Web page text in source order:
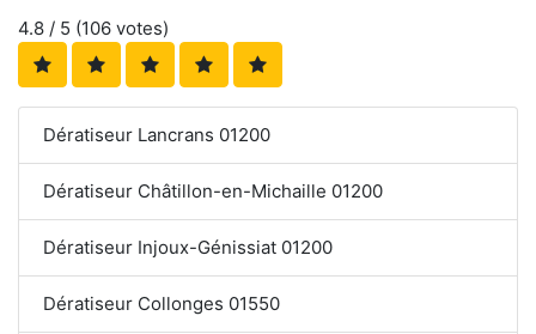
4.8 / 5 (106 votes)
Dératiseur Lancrans 01200
Dératiseur Châtillon-en-Michaille 01200
Dératiseur Injoux-Génissiat 01200
Dératiseur Collonges 01550